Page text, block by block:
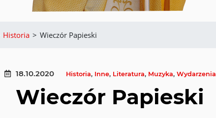
Historia > Wieczór Papieski
18.10.2020 Historia, Inne, Literatura, Muzyka, Wydarzenia
Wieczór Papieski